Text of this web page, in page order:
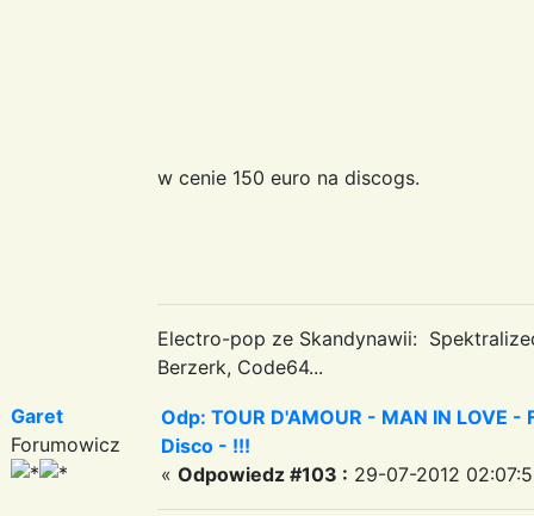
w cenie 150 euro na discogs.
Electro-pop ze Skandynawii:
Berzerk, Code64...
Garet
Forumowicz
Odp: TOUR D'AMOUR - MAN IN LOVE
Disco - !!!
« Odpowiedz #103 : 29-07-2012